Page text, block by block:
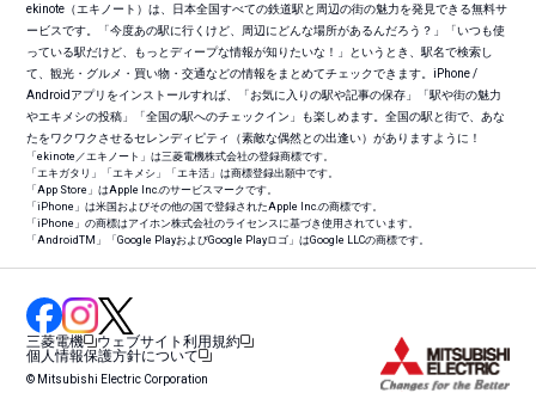
ekinote（エキノート）は、日本全国すべての鉄道駅と周辺の街の魅力を発見できる無料サ
ービスです。「今度あの駅に行くけど、周辺にどんな場所があるんだろう？」「いつも使
っている駅だけど、もっとディープな情報が知りたいな！」というとき、駅名で検索し
て、観光・グルメ・買い物・交通などの情報をまとめてチェックできます。iPhone /
Androidアプリをインストールすれば、「お気に入りの駅や記事の保存」「駅や街の魅力
やエキメシの投稿」「全国の駅へのチェックイン」も楽しめます。全国の駅と街で、あな
たをワクワクさせるセレンディピティ（素敵な偶然との出逢い）がありますように！
「ekinote／エキノート」は三菱電機株式会社の登録商標です。
「エキガタリ」「エキメシ」「エキ活」は商標登録出願中です。
「App Store」はApple Inc.のサービスマークです。
「iPhone」は米国およびその他の国で登録されたApple Inc.の商標です。
「iPhone」の商標はアイホン株式会社のライセンスに基づき使用されています。
「AndroidTM 」「Google PlayおよびGoogle Playロゴ」はGoogle LLCの商標です。
三菱電機
ウェブサイト利用規約
個人情報保護方針について
© Mitsubishi Electric Corporation